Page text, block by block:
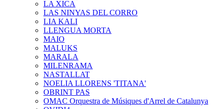
LA XICA
LAS NINYAS DEL CORRO
LIA KALI
LLENGUA MORTA
MAIO
MALUKS
MARALA
MILENRAMA
NASTALLAT
NOELIA LLORENS 'TITANA'
OBRINT PAS
OMAC Orquestra de Músiques d'Arrel de Catalunya